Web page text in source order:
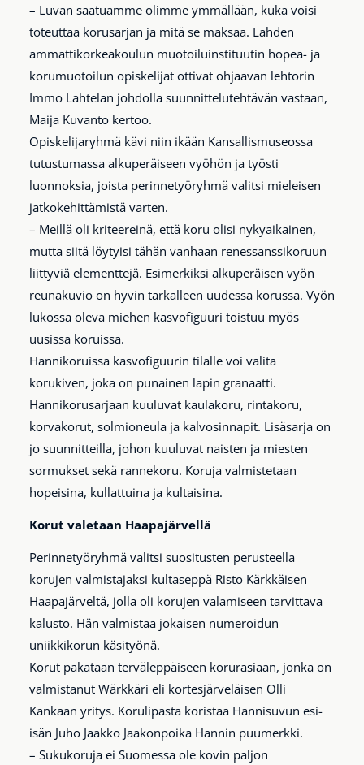
– Luvan saatuamme olimme ymmällään, kuka voisi
toteuttaa korusarjan ja mitä se maksaa. Lahden
ammattikorkeakoulun muotoiluinstituutin hopea- ja
korumuotoilun opiskelijat ottivat ohjaavan lehtorin
Immo Lahtelan johdolla suunnittelutehtävän vastaan,
Maija Kuvanto kertoo.
Opiskelijaryhmä kävi niin ikään Kansallismuseossa
tutustumassa alkuperäiseen vyöhön ja työsti
luonnoksia, joista perinnetyöryhmä valitsi mieleisen
jatkokehittämistä varten.
– Meillä oli kriteereinä, että koru olisi nykyaikainen,
mutta siitä löytyisi tähän vanhaan renessanssikoruun
liittyviä elementtejä. Esimerkiksi alkuperäisen vyön
reunakuvio on hyvin tarkalleen uudessa korussa. Vyön
lukossa oleva miehen kasvofiguuri toistuu myös
uusissa koruissa.
Hannikoruissa kasvofiguurin tilalle voi valita
korukiven, joka on punainen lapin granaatti.
Hannikorusarjaan kuuluvat kaulakoru, rintakoru,
korvakorut, solmioneula ja kalvosinnapit. Lisäsarja on
jo suunnitteilla, johon kuuluvat naisten ja miesten
sormukset sekä rannekoru. Koruja valmistetaan
hopeisina, kullattuina ja kultaisina.
Korut valetaan Haapajärvellä
Perinnetyöryhmä valitsi suositusten perusteella
korujen valmistajaksi kultaseppä Risto Kärkkäisen
Haapajärveltä, jolla oli korujen valamiseen tarvittava
kalusto. Hän valmistaa jokaisen numeroidun
uniikkikorun käsityönä.
Korut pakataan terväleppäiseen korurasiaan, jonka on
valmistanut Wärkkäri eli kortesjärveläisen Olli
Kankaan yritys. Korulipasta koristaa Hannisuvun esi-
isän Juho Jaakko Jaakonpoika Hannin puumerkki.
– Sukukoruja ei Suomessa ole kovin paljon